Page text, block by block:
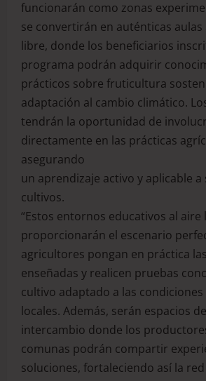
funcionarán como zonas
se convertirán en auténticas aulas
libre, donde los beneficiarios
programa podrán adquirir
prácticos sobre fruticultura
adaptación al cambio climático.
tendrán la oportunidad de
directamente en las prácticas
asegurando
un aprendizaje activo y aplicable
cultivos.
“Estos entornos educativos al aire
proporcionarán el escenario
agricultores pongan en práctica
enseñadas y realicen pruebas
cultivo adaptado a las
locales. Además, serán espacios de
intercambio donde los
comunas podrán compartir
soluciones, fortaleciendo así la